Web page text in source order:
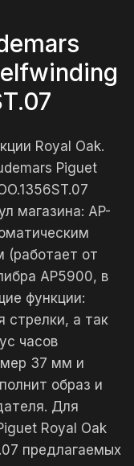
Royal Oak.
Piguet
магазина: AP-
(работает от
AP5900, в
функции:
стрелки, а так
часов
37 мм и
образ и
Для
Royal Oak
предлагаемых